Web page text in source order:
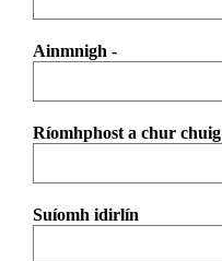
Ainmnigh -
Ríomhphost a chur chuig
Suíomh idirlín